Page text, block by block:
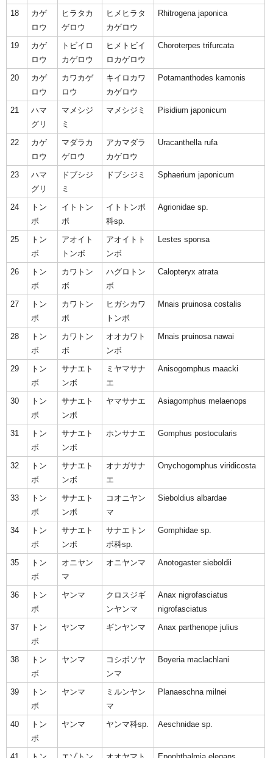
18
カゲ
ロウ
ヒラタカ
ゲロウ
ヒメヒラタ
カゲロウ
Rhitrogena japonica
19
カゲ
ロウ
トビイロ
カゲロウ
ヒメトビイ
ロカゲロウ
Choroterpes trifurcata
20
カゲ
ロウ
カワカゲ
ロウ
キイロカワ
カゲロウ
Potamanthodes kamonis
21
ハマ
グリ
マメシジ
ミ
マメシジミ Pisidium japonicum
22
カゲ
ロウ
マダラカ
ゲロウ
アカマダラ
カゲロウ
Uracanthella rufa
23
ハマ
グリ
ドブシジ
ミ
ドブシジミ Sphaerium japonicum
24
トン
ボ
イトトン
ボ
イトトンボ
科sp.
Agrionidae sp.
25
トン
ボ
アオイト
トンボ
アオイトト
ンボ
Lestes sponsa
26
トン
ボ
カワトン
ボ
ハグロトン
ボ
Calopteryx atrata
27
トン
ボ
カワトン
ボ
ヒガシカワ
トンボ
Mnais pruinosa costalis
28
トン
ボ
カワトン
ボ
オオカワト
ンボ
Mnais pruinosa nawai
29
トン
ボ
サナエト
ンボ
ミヤマサナ
エ
Anisogomphus maacki
30
トン
ボ
サナエト
ンボ
ヤマサナエ Asiagomphus melaenops
31
トン
ボ
サナエト
ンボ
ホンサナエ Gomphus postocularis
32
トン
ボ
サナエト
ンボ
オナガサナ
エ
Onychogomphus viridicosta
33
トン
ボ
サナエト
ンボ
コオニヤン
マ
Sieboldius albardae
34
トン
ボ
サナエト
ンボ
サナエトン
ボ科sp.
Gomphidae sp.
35
トン
ボ
オニヤン
マ
オニヤンマ Anotogaster sieboldii
36
トン
ボ
ヤンマ
クロスジギ
ンヤンマ
Anax nigrofasciatus
nigrofasciatus
37
トン
ボ
ヤンマ ギンヤンマ Anax parthenope julius
38
トン
ボ
ヤンマ
コシボソヤ
ンマ
Boyeria maclachlani
39
トン
ボ
ヤンマ
ミルンヤン
マ
Planaeschna milnei
40
トン
ボ
ヤンマ ヤンマ科sp. Aeschnidae sp.